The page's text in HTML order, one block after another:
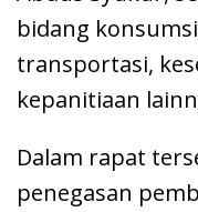
bidang
transportasi,
kepanitiaan
Dalam rapat
penegasan